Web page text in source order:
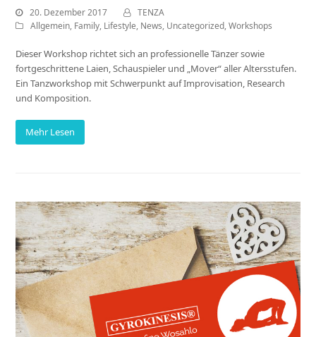
20. Dezember 2017
TENZA
Allgemein, Family, Lifestyle, News, Uncategorized,Workshops
Dieser Workshop richtet sich an professionelle Tänzer sowie
fortgeschrittene Laien, Schauspieler und „Mover“ aller Altersstufen.
Ein Tanzworkshop mit Schwerpunkt auf Improvisation, Research
und Komposition.
Mehr Lesen